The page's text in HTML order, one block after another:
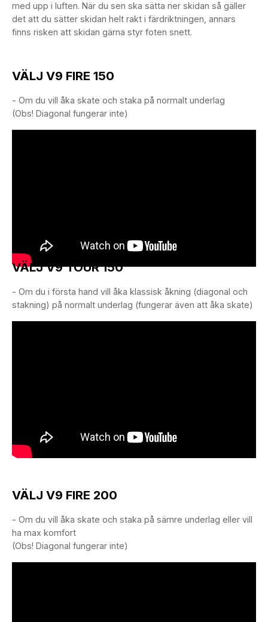
med upp i luften. När du sen ska sätta ner skidan så gäller
det att du sätter skidan helt rakt i färdriktningen, annars
finns risken att skidan gärna styr foten snett.
VÄLJ V9 FIRE 150
- Om du vill åka skate och staka på normalt underlag
(Obs! Diagonal fungerar inte)
VÄLJ V9 TOUR 150
- Om du i första hand vill åka klassisk åkning (diagonal och
stakning) på normalt underlag (fungerar även att åka skate)
VÄLJ V9 FIRE 200
- Om du vill åka skate och staka på sämre underlag eller vill
ha max komfort
(Obs! Diagonal fungerar inte)